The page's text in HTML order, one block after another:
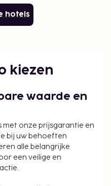
hotels
kiezen
waarde en
met onze prijsgarantie en
bij uw behoeften
alle belangrijke
een veilige en